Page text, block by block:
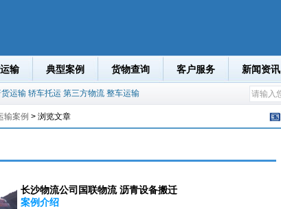
输 典型案例 货物查询 客户服务 新闻资讯
运输 轿车托运 第三方物流 整车运输
输案例 > 浏览文章
长沙物流公司国联物流 沥青设备搬迁
案例介绍